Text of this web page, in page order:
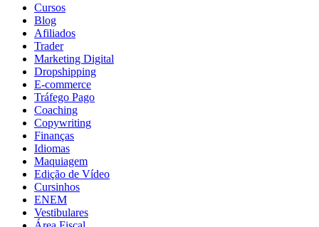
Cursos
Blog
Afiliados
Trader
Marketing Digital
Dropshipping
E-commerce
Tráfego Pago
Coaching
Copywriting
Finanças
Idiomas
Maquiagem
Edição de Vídeo
Cursinhos
ENEM
Vestibulares